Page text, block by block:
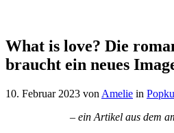
What is love? Die
braucht ein neues
10. Februar 2023 von Amelie in
– ein Artikel aus dem